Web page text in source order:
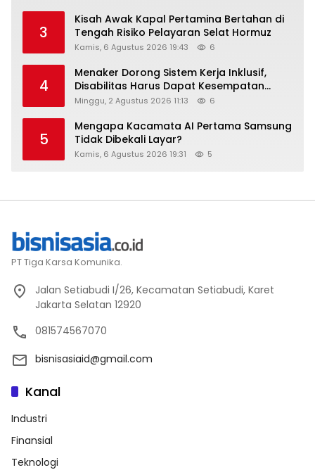
3
Kisah Awak Kapal Pertamina Bertahan di
Tengah Risiko Pelayaran Selat Hormuz
Kamis, 6 Agustus 2026 19:43 6
4
Menaker Dorong Sistem Kerja Inklusif,
Disabilitas Harus Dapat Kesempatan
Setara
Minggu, 2 Agustus 2026 11:13 6
5
Mengapa Kacamata AI Pertama Samsung
Tidak Dibekali Layar?
Kamis, 6 Agustus 2026 19:31 5
PT Tiga Karsa Komunika.
Jalan Setiabudi I/26, Kecamatan Setiabudi, Karet
Jakarta Selatan 12920
081574567070
bisnisasiaid@gmail.com
Kanal
Industri
Finansial
Teknologi